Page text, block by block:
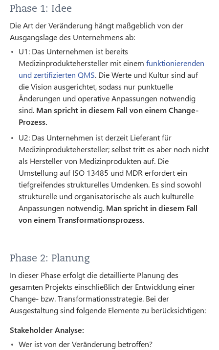
Phase 1: Idee
Die Art der Veränderung hängt maßgeblich von der
Ausgangslage des Unternehmens ab:
U1: Das Unternehmen ist bereits
Medizinproduktehersteller mit einem funktionierenden
und zertifizierten QMS. Die Werte und Kultur sind auf
die Vision ausgerichtet, sodass nur punktuelle
Änderungen und operative Anpassungen notwendig
sind. Man spricht in diesem Fall von einem Change-
Prozess.
U2: Das Unternehmen ist derzeit Lieferant für
Medizinproduktehersteller; selbst tritt es aber noch nicht
als Hersteller von Medizinprodukten auf. Die
Umstellung auf ISO 13485 und MDR erfordert ein
tiefgreifendes strukturelles Umdenken. Es sind sowohl
strukturelle und organisatorische als auch kulturelle
Anpassungen notwendig. Man spricht in diesem Fall
von einem Transformationsprozess.
Phase 2: Planung
In dieser Phase erfolgt die detaillierte Planung des
gesamten Projekts einschließlich der Entwicklung einer
Change- bzw. Transformationsstrategie. Bei der
Ausgestaltung sind folgende Elemente zu berücksichtigen:
Stakeholder Analyse:
Wer ist von der Veränderung betroffen?